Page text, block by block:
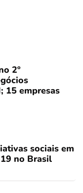
2º
15 empresas
sociais em
no Brasil